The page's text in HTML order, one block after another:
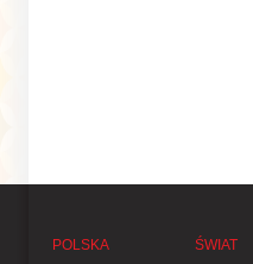
POLSKA
ŚWIAT